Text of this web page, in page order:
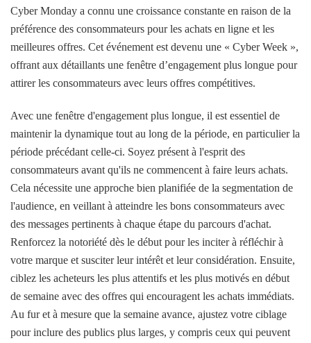
Cyber ​​Monday a connu une croissance constante en raison de la
préférence des consommateurs pour les achats en ligne et les
meilleures offres. Cet événement est devenu une « Cyber ​​Week »,
offrant aux détaillants une fenêtre d’engagement plus longue pour
attirer les consommateurs avec leurs offres compétitives.
Avec une fenêtre d'engagement plus longue, il est essentiel de
maintenir la dynamique tout au long de la période, en particulier la
période précédant celle-ci. Soyez présent à l'esprit des
consommateurs avant qu'ils ne commencent à faire leurs achats.
Cela nécessite une approche bien planifiée de la segmentation de
l'audience, en veillant à atteindre les bons consommateurs avec
des messages pertinents à chaque étape du parcours d'achat.
Renforcez la notoriété dès le début pour les inciter à réfléchir à
votre marque et susciter leur intérêt et leur considération. Ensuite,
ciblez les acheteurs les plus attentifs et les plus motivés en début
de semaine avec des offres qui encouragent les achats immédiats.
Au fur et à mesure que la semaine avance, ajustez votre ciblage
pour inclure des publics plus larges, y compris ceux qui peuvent